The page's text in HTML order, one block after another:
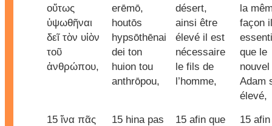
οὕτως
ὑψωθῆναι
δεῖ τὸν υἱὸν
τοῦ
ἀνθρώπου,
erēmō,
houtōs
hypsōthēnai
dei ton
huion tou
anthrōpou,
désert,
ainsi être
élevé il est
nécessaire
le fils de
l’homme,
la
façon
que le
nouvel
Adam
élevé,
15 ἵνα πᾶς
15 hina pas
15 afin que
15 afin